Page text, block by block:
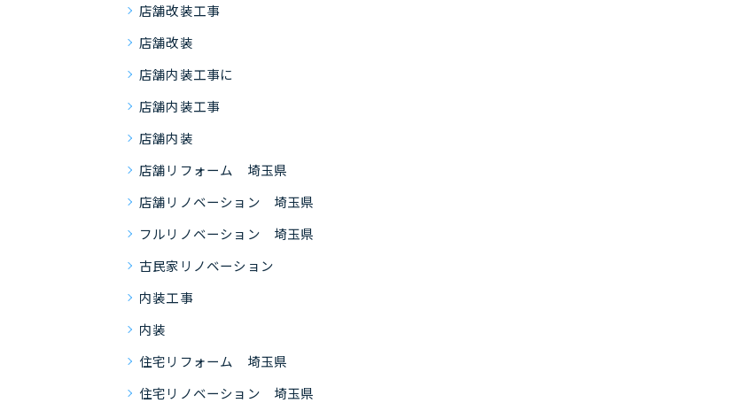
店舗改装工事
店舗改装
店舗内装工事に
店舗内装工事
店舗内装
店舗リフォーム 埼玉県
店舗リノベーション 埼玉県
フルリノベーション 埼玉県
古民家リノベーション
内装工事
内装
住宅リフォーム 埼玉県
住宅リノベーション 埼玉県